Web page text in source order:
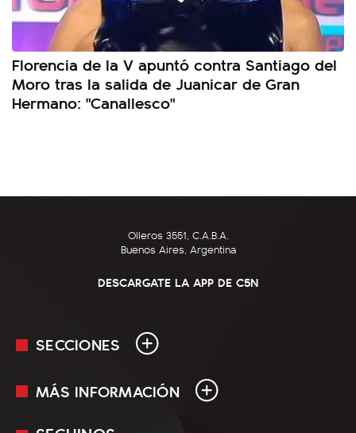
Florencia de la V apuntó contra Santiago del
Moro tras la salida de Juanicar de Gran
Hermano: "Canallesco"
Olleros 3551, C.A.B.A.
Buenos Aires, Argentina
DESCARGATE LA APP DE C5N
SECCIONES
En Vivo
MÁS INFORMACIÓN